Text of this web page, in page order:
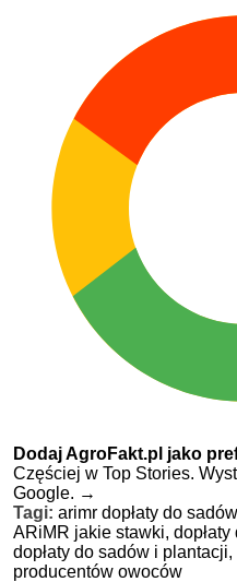
Dodaj AgroFakt.pl jako
Częściej w Top Stories.
Google. →
Tagi: arimr dopłaty do
ARiMR jakie stawki,
dopłaty do sadów i plantacji,
producentów owoców